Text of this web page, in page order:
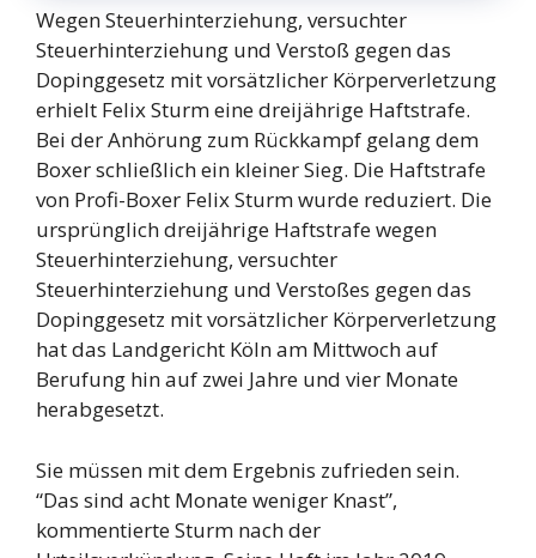
Wegen Steuerhinterziehung, versuchter
Steuerhinterziehung und Verstoß gegen das
Dopinggesetz mit vorsätzlicher Körperverletzung
erhielt Felix Sturm eine dreijährige Haftstrafe.
Bei der Anhörung zum Rückkampf gelang dem
Boxer schließlich ein kleiner Sieg. Die Haftstrafe
von Profi-Boxer Felix Sturm wurde reduziert. Die
ursprünglich dreijährige Haftstrafe wegen
Steuerhinterziehung, versuchter
Steuerhinterziehung und Verstoßes gegen das
Dopinggesetz mit vorsätzlicher Körperverletzung
hat das Landgericht Köln am Mittwoch auf
Berufung hin auf zwei Jahre und vier Monate
herabgesetzt.
Sie müssen mit dem Ergebnis zufrieden sein.
“Das sind acht Monate weniger Knast”,
kommentierte Sturm nach der